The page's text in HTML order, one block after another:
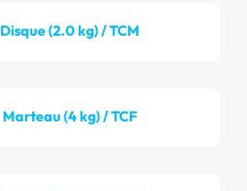
Disque (2.0 kg) / TCM
Marteau (4 kg) / TCF